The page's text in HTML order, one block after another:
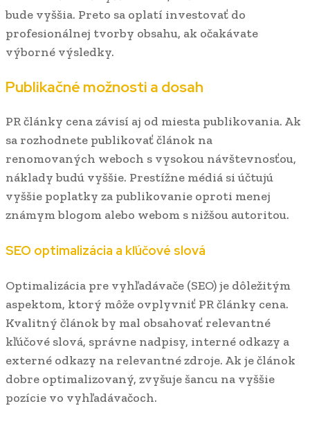
bude vyššia. Preto sa oplatí investovať do
profesionálnej tvorby obsahu, ak očakávate
výborné výsledky.
Publikačné možnosti a dosah
PR články cena závisí aj od miesta publikovania. Ak
sa rozhodnete publikovať článok na
renomovaných weboch s vysokou návštevnosťou,
náklady budú vyššie. Prestížne médiá si účtujú
vyššie poplatky za publikovanie oproti menej
známym blogom alebo webom s nižšou autoritou.
SEO optimalizácia a kľúčové slová
Optimalizácia pre vyhľadávače (SEO) je dôležitým
aspektom, ktorý môže ovplyvniť PR články cena.
Kvalitný článok by mal obsahovať relevantné
kľúčové slová, správne nadpisy, interné odkazy a
externé odkazy na relevantné zdroje. Ak je článok
dobre optimalizovaný, zvyšuje šancu na vyššie
pozície vo vyhľadávačoch.